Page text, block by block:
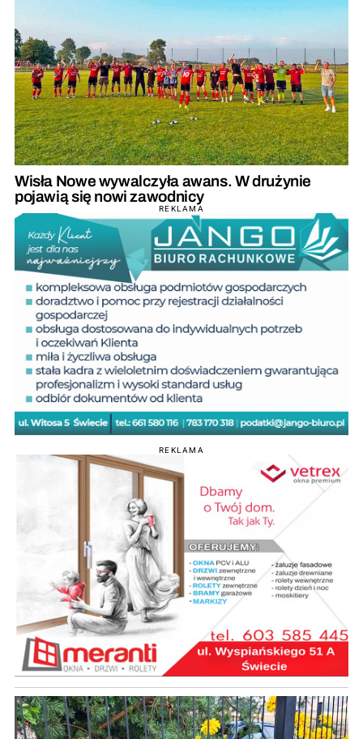
Wisła Nowe wywalczyła awans. W drużynie
pojawią się nowi zawodnicy
REKLAMA
REKLAMA